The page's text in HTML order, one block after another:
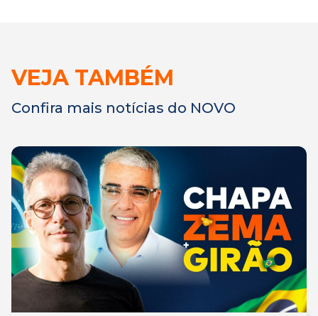
VEJA TAMBÉM
Confira mais notícias do NOVO